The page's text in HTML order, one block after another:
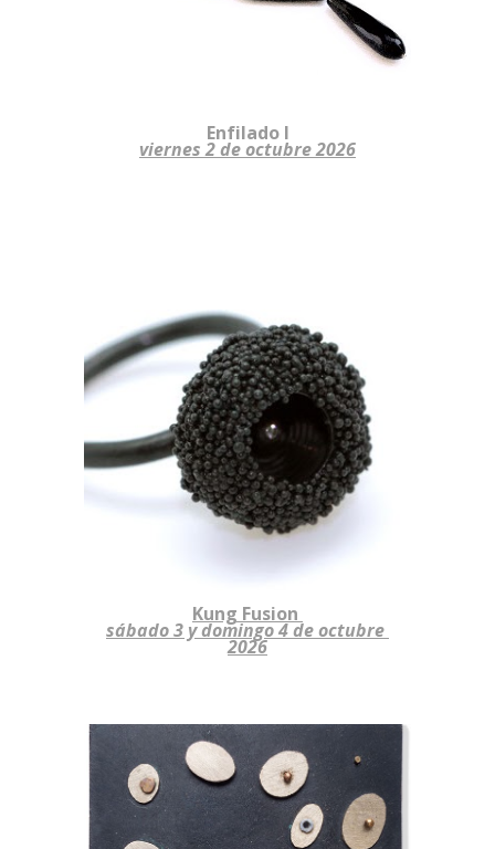
Enfilado I
viernes2de octubre 2026
Kung Fusion
sábado 3 y domingo 4 de octubre
2026